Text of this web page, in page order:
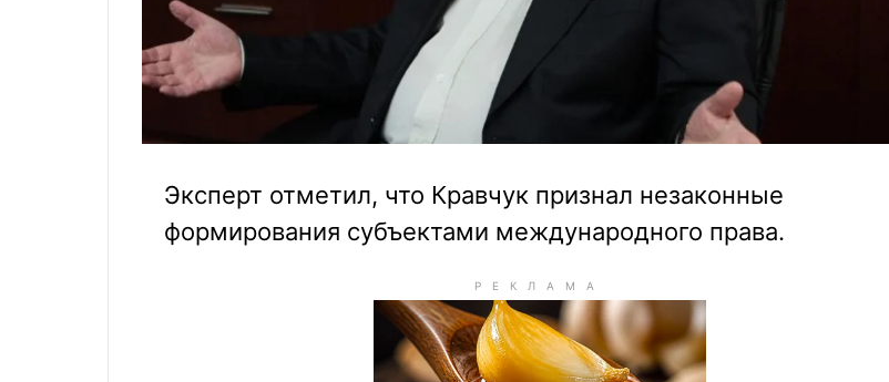
Эксперт отметил, что Кравчук признал незаконные
формирования субъектами международного права.